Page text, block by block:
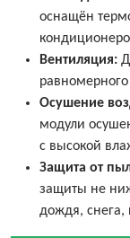
оснащён
Вентиляция:
Осушение
модули
с высокой
Защита от
защиты не
дождя, снега,